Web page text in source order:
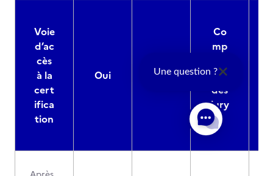
Voie
d’ac
cès
à la
cert
ifica
tion
Oui Non
Co
mp
on
des
jury
s
Une question ?